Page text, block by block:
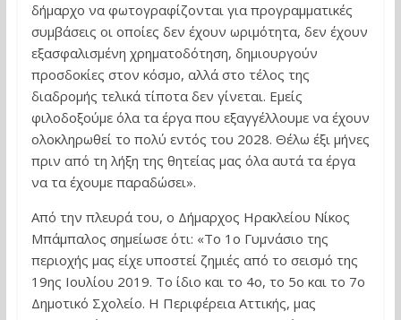
δήμαρχο να φωτογραφίζονται για προγραμματικές
συμβάσεις οι οποίες δεν έχουν ωριμότητα, δεν έχουν
εξασφαλισμένη χρηματοδότηση, δημιουργούν
προσδοκίες στον κόσμο, αλλά στο τέλος της
διαδρομής τελικά τίποτα δεν γίνεται. Εμείς
φιλοδοξούμε όλα τα έργα που εξαγγέλλουμε να έχουν
ολοκληρωθεί το πολύ εντός του 2028. Θέλω έξι μήνες
πριν από τη λήξη της θητείας μας όλα αυτά τα έργα
να τα έχουμε παραδώσει».
Από την πλευρά του, ο Δήμαρχος Ηρακλείου Νίκος
Μπάμπαλος σημείωσε ότι: «Το 1ο Γυμνάσιο της
περιοχής μας είχε υποστεί ζημιές από το σεισμό της
19ης Ιουλίου 2019. Το ίδιο και το 4ο, το 5ο και το 7ο
Δημοτικό Σχολείο. Η Περιφέρεια Αττικής, μας